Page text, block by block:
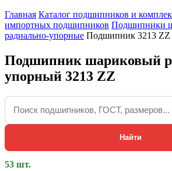
Главная Каталог подшипников и
импортных подшипников Подшипники
радиально-упорные Подшипник 3213
Подшипник шариковый
упорный 3213 ZZ
Найти
53 шт.